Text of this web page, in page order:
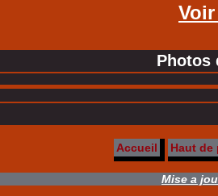
Photos
Accueil Haut de
Mise a